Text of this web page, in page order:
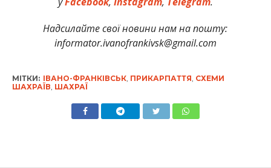
Надсилайте свої новини нам на пошту:
informator.ivanofrankivsk@gmail.com
МІТКИ: ІВАНО-ФРАНКІВСЬК, ПРИКАРПАТТЯ СХЕМИ
ШАХРАЇВ ШАХРАЇ